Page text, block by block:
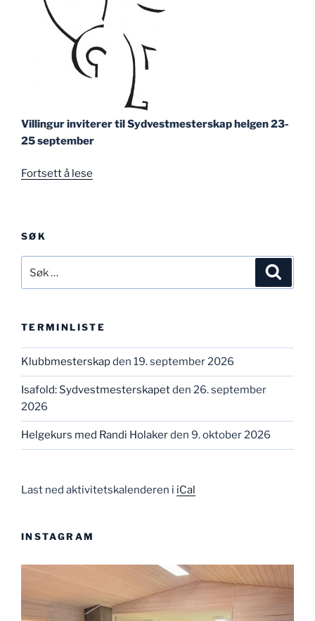
Villingur inviterer til Sydvestmesterskap helgen 23-
25 september
Fortsett å lese
SØK
etter:
TERMINLISTE
Klubbmesterskapden 19. september 2026
Isafold: Sydvestmesterskapetden 26. september
2026
Helgekurs med Randi Holakerden 9. oktober 2026
Last ned aktivitetskalenderen i iCal
INSTAGRAM